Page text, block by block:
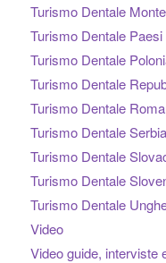
Turismo Dentale
Turismo Dentale Paesi
Turismo Dentale
Turismo Dentale
Turismo Dentale
Turismo Dentale Serbia
Turismo Dentale
Turismo Dentale
Turismo Dentale
Video
Video guide, interviste